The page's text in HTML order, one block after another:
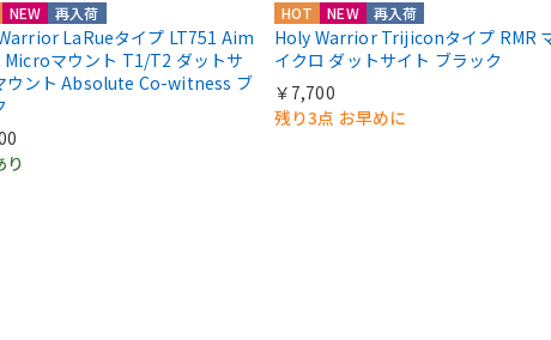
NEW 再入荷
LaRueタイプ LT751 Aim
マウント T1/T2 ダットサ
ウント Absolute Co-witness ブ
り
HOT NEW 再入荷
Holy Warrior Trijiconタイプ RMR
イクロ ダットサイト ブラック
￥7,700
残り3点 お早めに